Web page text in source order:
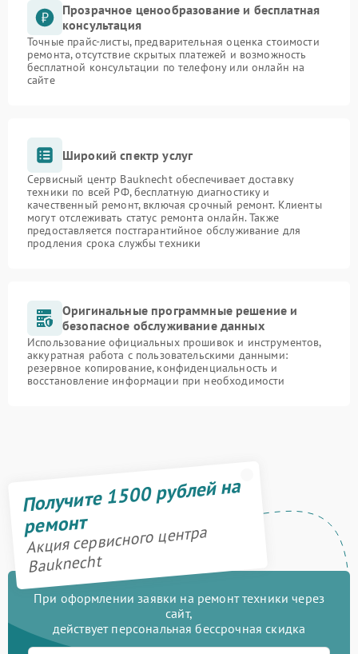
Прозрачное ценообразование и бесплатная
консультация
Точные прайс-листы, предварительная оценка стоимости
ремонта, отсутствие скрытых платежей и возможность
бесплатной консультации по телефону или онлайн на
сайте
Широкий спектр услуг
Сервисный центр Bauknecht обеспечивает доставку
техники по всей РФ, бесплатную диагностику и
качественный ремонт, включая срочный ремонт. Клиенты
могут отслеживать статус ремонта онлайн. Также
предоставляется постгарантийное обслуживание для
продления срока службы техники
Оригинальные программные решение и
безопасное обслуживание данных
Использование официальных прошивок и инструментов,
аккуратная работа с пользовательскими данными:
резервное копирование, конфиденциальность и
восстановление информации при необходимости
Получите 1500 рублей на
ремонт
Акция сервисного центра
Bauknecht
При оформлении заявки на ремонт техники через
сайт,
действует персональная бессрочная скидка